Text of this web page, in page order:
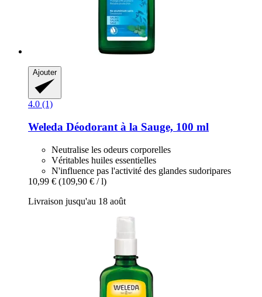
Ajouter
4.0 (1)
Weleda Déodorant à la Sauge, 100 ml
Neutralise les odeurs corporelles
Véritables huiles essentielles
N'influence pas l'activité des glandes sudoripares
10,99 € (109,90 € / l)
Livraison jusqu'au 18 août